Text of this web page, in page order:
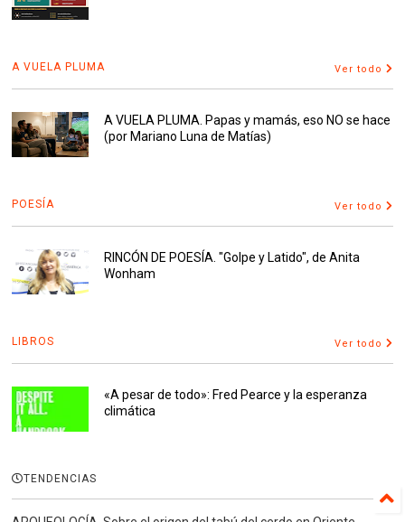
A VUELA PLUMA Ver todo
A VUELA PLUMA. Papas y mamás, eso NO se hace
(por Mariano Luna de Matías)
POESÍA Ver todo
RINCÓN DE POESÍA. "Golpe y Latido", de Anita
Wonham
LIBROS Ver todo
«A pesar de todo»: Fred Pearce y la esperanza
climática
TENDENCIAS